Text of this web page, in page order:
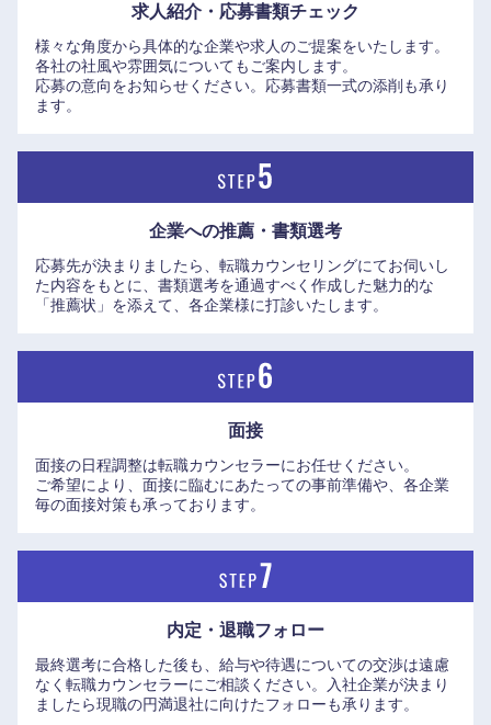
求人紹介・応募書類チェック
様々な角度から具体的な企業や求人のご提案をいたします。
各社の社風や雰囲気についてもご案内します。
応募の意向をお知らせください。応募書類一式の添削も承り
ます。
企業への推薦・書類選考
応募先が決まりましたら、転職カウンセリングにてお伺いし
た内容をもとに、書類選考を通過すべく作成した魅力的な
「推薦状」を添えて、各企業様に打診いたします。
面接
面接の日程調整は転職カウンセラーにお任せください。
ご希望により、面接に臨むにあたっての事前準備や、各企業
毎の面接対策も承っております。
内定・退職フォロー
最終選考に合格した後も、給与や待遇についての交渉は遠慮
なく転職カウンセラーにご相談ください。入社企業が決まり
ましたら現職の円満退社に向けたフォローも承ります。
九州・沖縄
鹿児島県 沖縄県